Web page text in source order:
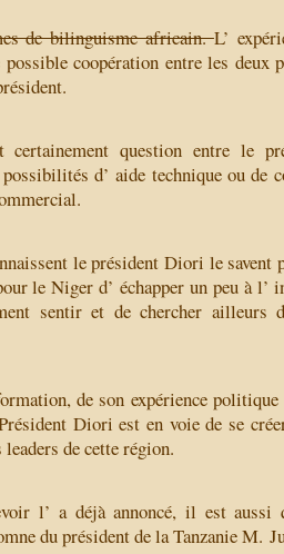
de bilinguisme africain.L’
coopération entre les deux
question entre le
possibilités d’ aide technique ou de
le président Diori le savent
le Niger d’ échapper un peu à l’
sentir et de chercher ailleurs
de son expérience politique
Diori est en voie de se
de cette région.
l’ a déjà annoncé, il est aussi
du président de la Tanzanie M.